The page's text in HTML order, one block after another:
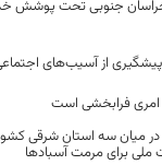
در خراسان جنوبی تحت پوشش
پیشگیری از آسیب‌های
فرابخشی است
در میان سه استان شرقی
ملی برای مرمت آسبادها